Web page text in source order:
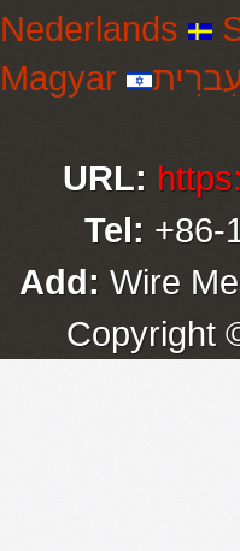
Nederlands
Magyar
URL:
Tel: +86-
Add: Wire
Copyright